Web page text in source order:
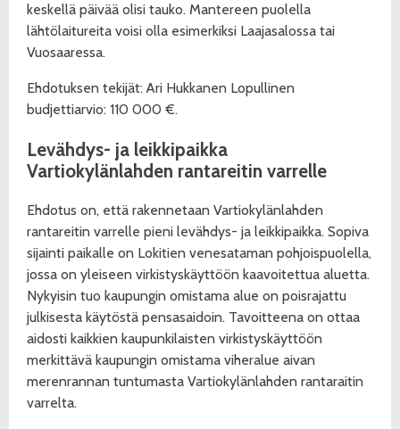
keskellä päivää olisi tauko. Mantereen puolella
lähtölaitureita voisi olla esimerkiksi Laajasalossa tai
Vuosaaressa.
Ehdotuksen tekijät: Ari Hukkanen Lopullinen
budjettiarvio: 110 000 €.
Levähdys- ja leikkipaikka
Vartiokylänlahden rantareitin varrelle
Ehdotus on, että rakennetaan Vartiokylänlahden
rantareitin varrelle pieni levähdys- ja leikkipaikka. Sopiva
sijainti paikalle on Lokitien venesataman pohjoispuolella,
jossa on yleiseen virkistyskäyttöön kaavoitettua aluetta.
Nykyisin tuo kaupungin omistama alue on poisrajattu
julkisesta käytöstä pensasaidoin. Tavoitteena on ottaa
aidosti kaikkien kaupunkilaisten virkistyskäyttöön
merkittävä kaupungin omistama viheralue aivan
merenrannan tuntumasta Vartiokylänlahden rantaraitin
varrelta.